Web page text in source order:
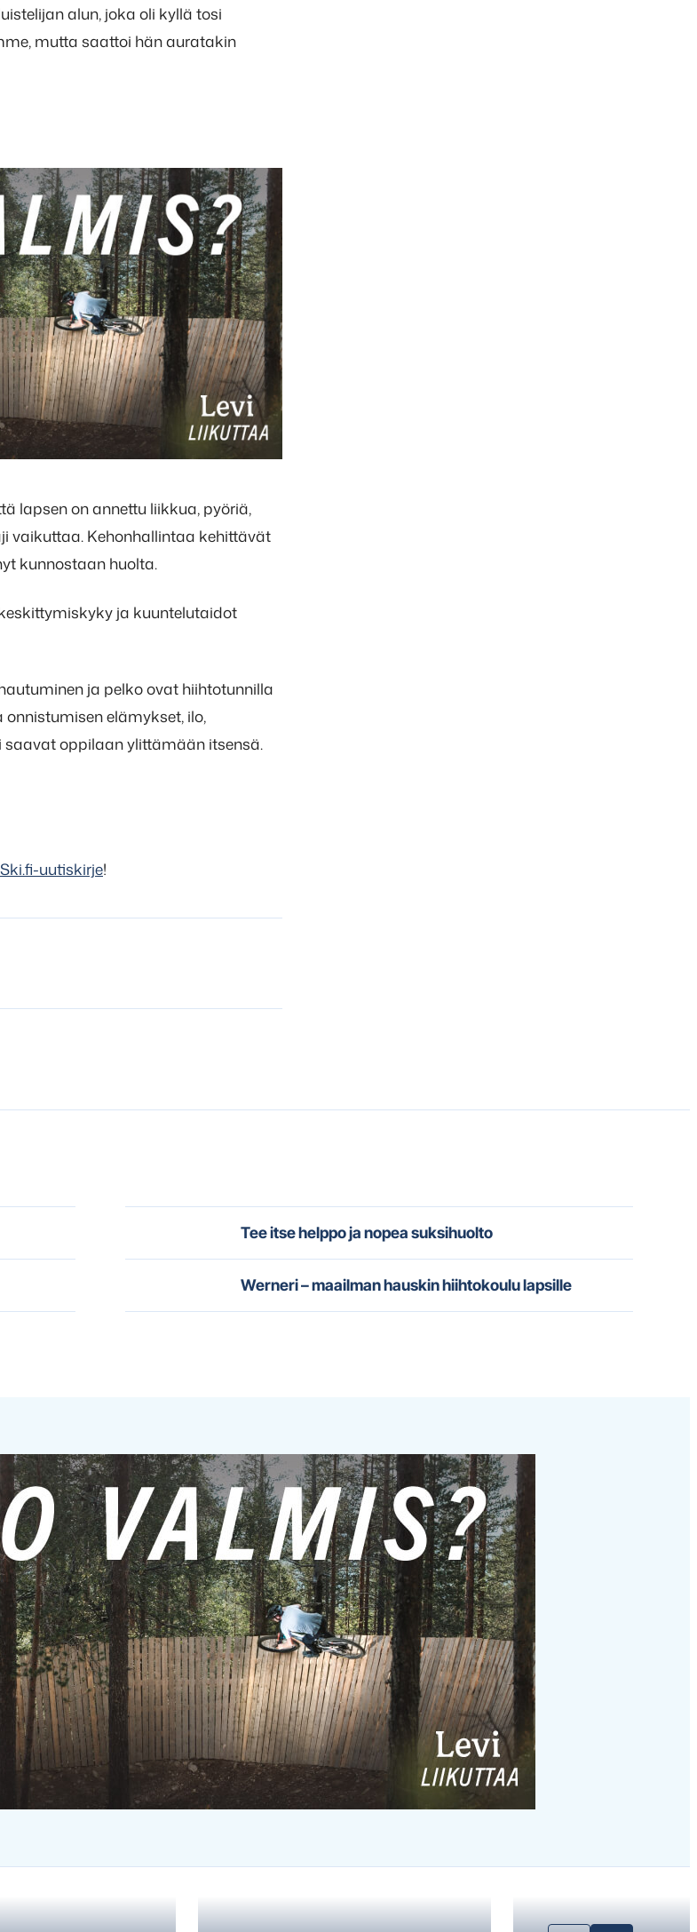
alun, joka oli kyllä tosi
mutta saattoi hän auratakin
lapsen on annettu liikkua, pyöriä,
vaikuttaa. Kehonhallintaa kehittävät
kunnostaan huolta.
ja kuuntelutaidot
ja pelko ovat hiihtotunnilla
elämykset, ilo,
oppilaan ylittämään itsensä.
Ski.fi-uutiskirje!
Tee itse helppo ja nopea suksihuolto
Werneri – maailman hauskin hiihtokoulu lapsille